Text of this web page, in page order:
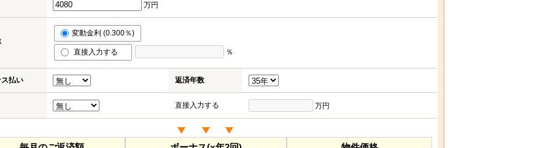
万円
変動金利 (0.300％)
直接入力する ％
払い 返済年数
直接入力する 万円